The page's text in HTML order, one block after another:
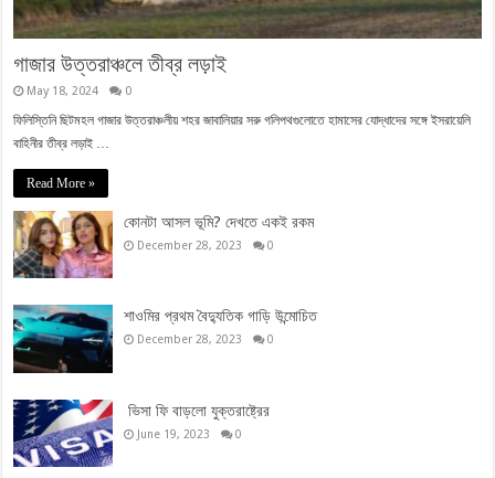
গাজার উত্তরাঞ্চলে তীব্র লড়াই
May 18, 2024 0
ফিলিস্তিনি ছিটমহল গাজার উত্তরাঞ্চলীয় শহর জাবালিয়ার সরু গলিপথগুলোতে হামাসের যোদ্ধাদের সঙ্গে ইসরায়েলি
বাহিনীর তীব্র লড়াই …
Read More »
কোনটা আসল ভূমি? দেখতে একই রকম
December 28, 2023 0
শাওমির প্রথম বৈদ্যুতিক গাড়ি উন্মোচিত
December 28, 2023 0
ভিসা ফি বাড়লো যুক্তরাষ্ট্রের
June 19, 2023 0